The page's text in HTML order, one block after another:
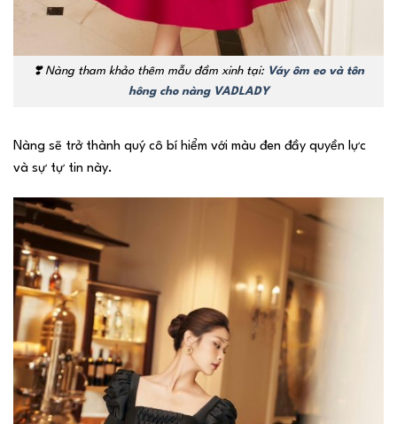
❣️Nàng tham khảo thêm mẫu đầm xinh tại: Váy ôm eo và tôn
hông cho nàng VADLADY
Nàng sẽ trở thành quý cô bí hiểm với màu đen đầy quyền lực
và sự tự tin này.